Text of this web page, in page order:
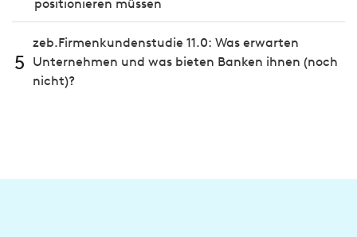
positionieren müssen
5
zeb.Firmenkundenstudie 11.0: Was erwarten
Unternehmen und was bieten Banken ihnen (noch
nicht)?